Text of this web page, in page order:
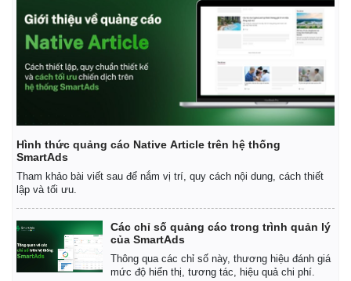
Pháp luật
Vụ án
Tin nóng
Tư vấn luật
Quân sự - Quốc phòng
Vũ khí
Phân tích
Hình thức quảng cáo Native Article trên hệ thống
SmartAds
Tham khảo bài viết sau để nắm vị trí, quy cách nội dung, cách thiết
lập và tối ưu.
Các chỉ số quảng cáo trong trình quản lý
của SmartAds
Thông qua các chỉ số này, thương hiệu đánh giá
mức độ hiển thị, tương tác, hiệu quả chi phí.